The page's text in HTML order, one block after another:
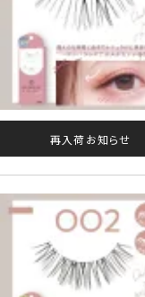
再入荷お知らせ